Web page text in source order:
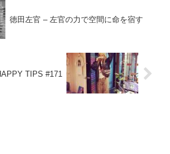
徳田左官 – 左官の力で空間に命を宿す
TIPS #171